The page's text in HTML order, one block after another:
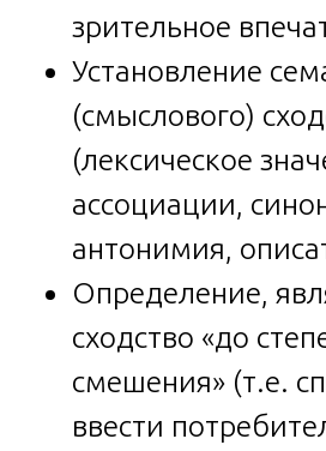
зрительное
Установление
(смыслового)
(лексическое
ассоциации,
антонимия,
Определение,
сходство «до
смешения» (т.е.
ввести